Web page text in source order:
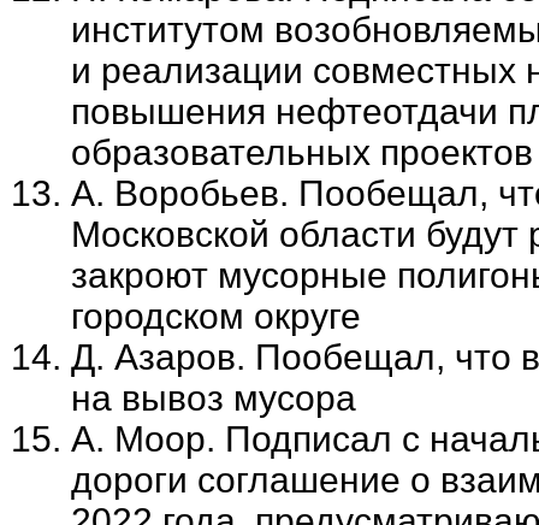
институтом
и реализации
повышения нефтеотдачи
образовательных
А. Воробьев. Пообещал,
Московской области
закроют мусорные
городском округе
Д. Азаров. Пообещал, что
на вывоз мусора
А. Моор. Подписал с
дороги соглашение о